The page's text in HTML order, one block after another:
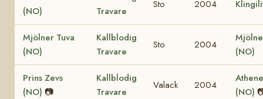
(NO)
Travare
Sto 2004
Mjölner Tuva
(NO)
Kallblodig
Travare
Sto 2004
(NO)
Prins Zevs
(NO) 📷
Kallblodig
Travare
Valack 2004
(NO)